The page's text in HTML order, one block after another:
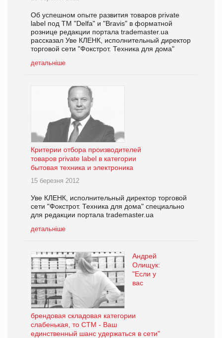
Об успешном опыте развития товаров private
label под ТМ "Delfa" и "Bravis" в форматной
рознице редакции портала trademaster.ua
рассказал Уве КЛЕНК, исполнительный директор
торговой сети "Фокстрот. Техника для дома"
детальніше
Критерии отбора производителей
товаров private label в категории
бытовая техника и электроника
15 березня 2012
Уве КЛЕНК, исполнительный директор торговой
сети "Фокстрот. Техника для дома" специально
для редакции портала trademaster.ua
детальніше
Андрей
Олищук:
"Если у
вас
брендовая складовая категории
слабенькая, то СТМ - Ваш
единственный шанс удержаться в сети"